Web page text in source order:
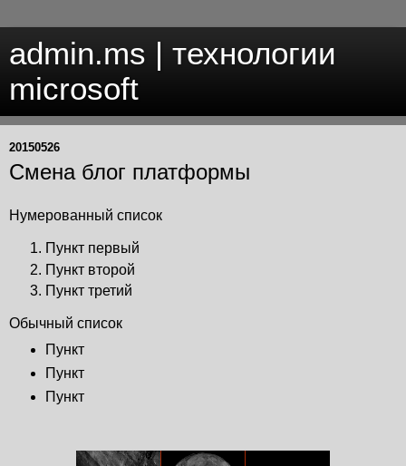
admin.ms | технологии
microsoft
20150526
Смена блог платформы
Нумерованный список
Пункт первый
Пункт второй
Пункт третий
Обычный список
Пункт
Пункт
Пункт